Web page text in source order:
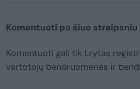
Komentuoti po šiuo straipsniu
Komentuoti gali tik Lrytas
vartotojų bendruomenės ir